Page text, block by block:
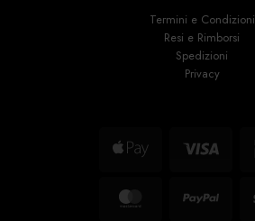
Termini e Condizioni
Resi e Rimborsi
Spedizioni
Privacy
Apple
Visa
MasterCard